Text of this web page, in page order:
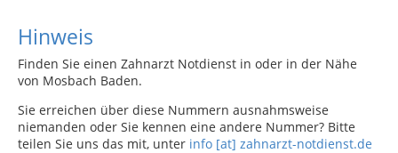
Hinweis
Finden Sie einen Zahnarzt Notdienst in oder in der Nähe
von Mosbach Baden.
Sie erreichen über diese Nummern ausnahmsweise
niemanden oder Sie kennen eine andere Nummer? Bitte
teilen Sie uns das mit, unter info [at] zahnarzt-notdienst.de